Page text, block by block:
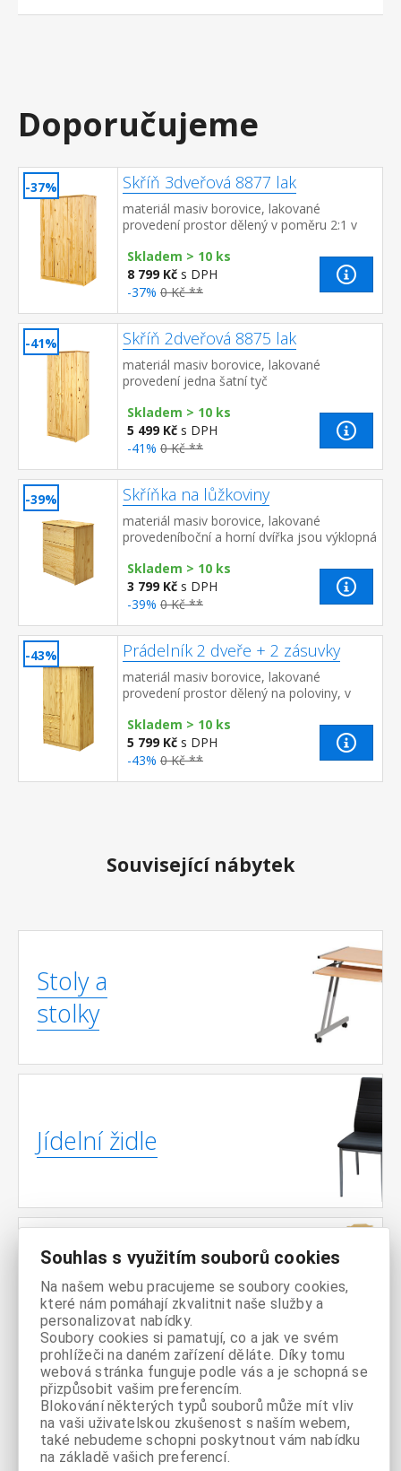
Doporučujeme
-37% Skříň 3dveřová 8877 lak
materiál masiv borovice, lakované
provedení prostor dělený v poměru 2:1 v
police
Skladem > 10 ks
8 799 Kč s DPH
-37% 0 Kč **
-41% Skříň 2dveřová 8875 lak
materiál masiv borovice, lakované
provedení jedna šatní tyč
Skladem > 10 ks
5 499 Kč s DPH
-41% 0 Kč **
-39% Skříňka na lůžkoviny
materiál masiv borovice, lakované
provedeníboční a horní dvířka jsou výklopná
Skladem > 10 ks
3 799 Kč s DPH
-39% 0 Kč **
-43% Prádelník 2 dveře + 2 zásuvky
materiál masiv borovice, lakované
provedení prostor dělený na poloviny, v
menší dvířka, 1 police, 2 zá...
Skladem > 10 ks
5 799 Kč s DPH
-43% 0 Kč **
Související nábytek
Stoly a
stolky
Jídelní židle
Jídelní
sestavy
Pohovky /
Sedačky
Souhlas s využitím souborů cookies
Na našem webu pracujeme se soubory cookies,
které nám pomáhají zkvalitnit naše služby a
personalizovat nabídky.
Soubory cookies si pamatují, co a jak ve svém
prohlížeči na daném zařízení děláte. Díky tomu
webová stránka funguje podle vás a je schopná se
přizpůsobit vašim preferencím.
Blokování některých typů souborů může mít vliv
na vaši uživatelskou zkušenost s naším webem,
také nebudeme schopni poskytnout vám nabídku
na základě vašich preferencí.